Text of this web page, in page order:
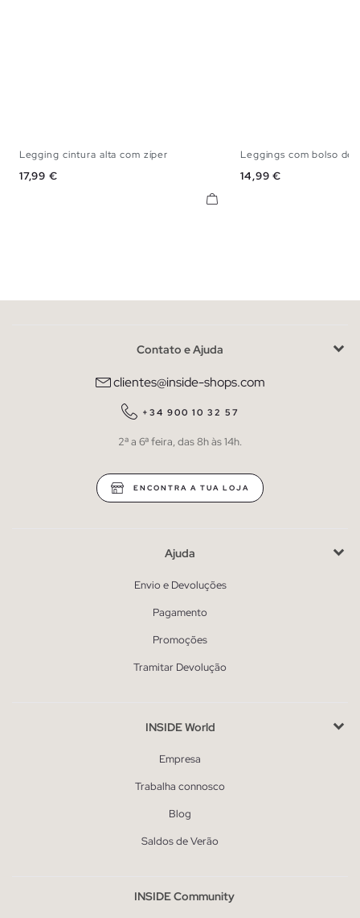
L
Legging cintura alta com zíper
Preço
17,99 €
Leggings com bolso de
Preço
14,99 €
Contato e Ajuda
clientes@inside-shops.com
+34 900 10 32 57
2ª a 6ª feira, das 8h às 14h.
ENCONTRA A TUA LOJA
Ajuda
Envio e Devoluções
Pagamento
Promoções
Tramitar Devolução
INSIDE World
Empresa
Trabalha connosco
Blog
Saldos de Verão
INSIDE Community